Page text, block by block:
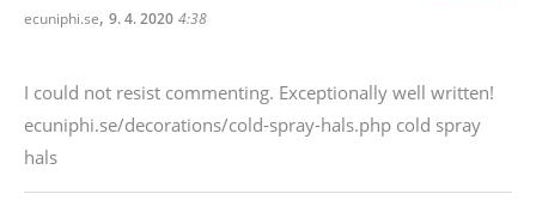
ecuniphi.se, 9. 4. 2020 4:38
I could not resist commenting. Exceptionally well written!
ecuniphi.se/decorations/cold-spray-hals.php cold spray
hals